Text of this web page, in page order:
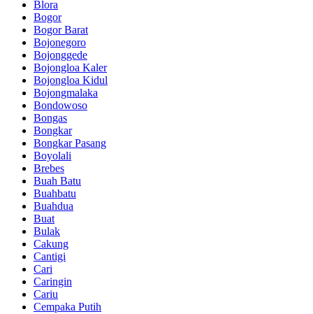
Blora
Bogor
Bogor Barat
Bojonegoro
Bojonggede
Bojongloa Kaler
Bojongloa Kidul
Bojongmalaka
Bondowoso
Bongas
Bongkar
Bongkar Pasang
Boyolali
Brebes
Buah Batu
Buahbatu
Buahdua
Buat
Bulak
Cakung
Cantigi
Cari
Caringin
Cariu
Cempaka Putih